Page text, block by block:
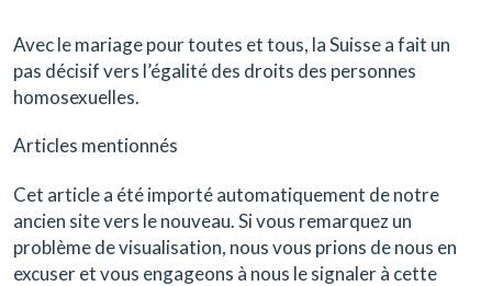
Avec le mariage pour toutes et tous, la Suisse a fait un
pas décisif vers l’égalité des droits des personnes
homosexuelles.
Articles mentionnés
Cet article a été importé automatiquement de notre
ancien site vers le nouveau. Si vous remarquez un
problème de visualisation, nous vous prions de nous en
excuser et vous engageons à nous le signaler à cette